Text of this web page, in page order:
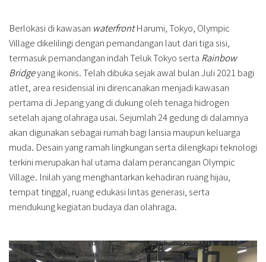
Berlokasi di kawasan waterfrontHarumi, Tokyo, Olympic
Village dikelilingi dengan pemandangan laut dari tiga sisi,
termasuk pemandangan indah Teluk Tokyo serta Rainbow
Bridgeyang ikonis. Telah dibuka sejak awal bulan Juli 2021 bagi
atlet, area residensial ini direncanakan menjadi kawasan
pertama di Jepang yang di dukung oleh tenaga hidrogen
setelah ajang olahraga usai. Sejumlah 24 gedung di dalamnya
akan digunakan sebagai rumah bagi lansia maupun keluarga
muda. Desain yang ramah lingkungan serta dilengkapi teknologi
terkini merupakan hal utama dalam perancangan Olympic
Village. Inilah yang menghantarkan kehadiran ruang hijau,
tempat tinggal, ruang edukasi lintas generasi, serta
mendukung kegiatan budaya dan olahraga.